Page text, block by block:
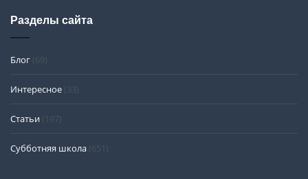
Разделы сайта
Блог (69)
Интересное (33)
Статьи (197)
Субботняя школа (651)